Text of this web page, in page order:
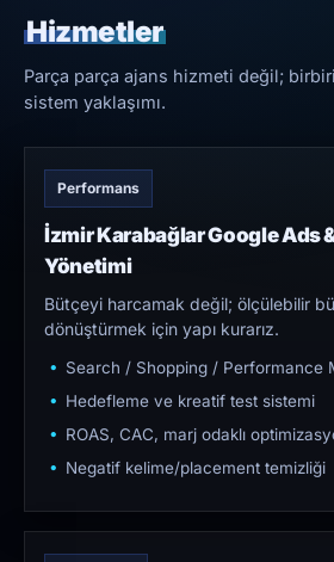
Hizmetler
Parça parça ajans hizmeti değil;
sistem yaklaşımı.
Performans
İzmir Karabağlar Google Ads
Yönetimi
Bütçeyi harcamak değil; ölçülebilir
dönüştürmek için yapı kurarız.
Search / Shopping / Performance
Hedefleme ve kreatif test sistemi
ROAS, CAC, marj odaklı
Negatif kelime/placement temizliği